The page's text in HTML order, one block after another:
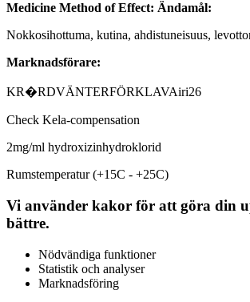
Medicine Method of Effect: Ändamål:
Nokkosihottuma, kutina, ahdistuneisuus,
Marknadsförare:
KR�RDVÄNTERFÖRKLAVAiri26
Check Kela-compensation
2mg/ml hydroxizinhydroklorid
Rumstemperatur (+15C - +25C)
Vi använder kakor för att göra din
bättre.
Nödvändiga funktioner
Statistik och analyser
Marknadsföring